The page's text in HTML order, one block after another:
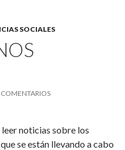
SOCIALES
noticias sobre los
se están llevando a cabo